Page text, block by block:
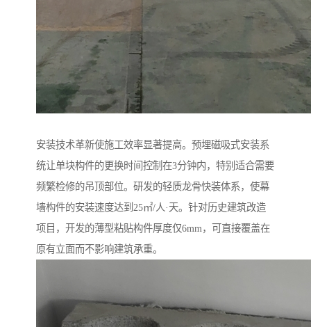
安装技术革新使施工效率显著提高。预埋磁吸式安装系
统让单块构件的更换时间控制在3分钟内，特别适合需要
频繁检修的吊顶部位。研发的轻质龙骨快装体系，使幕
墙构件的安装速度达到25㎡/人·天。针对历史建筑改造
项目，开发的薄型粘贴构件厚度仅6mm，可直接覆盖在
原有立面而不影响建筑承重。